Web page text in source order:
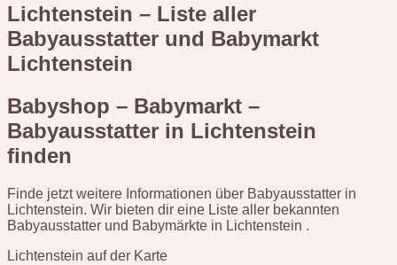
Lichtenstein – Liste aller
Babyausstatter und Babymarkt
Lichtenstein
Babyshop – Babymarkt –
Babyausstatter in Lichtenstein
finden
Finde jetzt weitere Informationen über Babyausstatter in
Lichtenstein. Wir bieten dir eine Liste aller bekannten
Babyausstatter und Babymärkte in Lichtenstein .
Lichtenstein auf der Karte